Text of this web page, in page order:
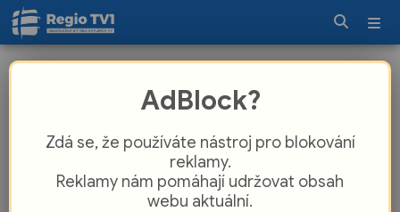
Komorní novinka mapuje poslední
AdBlock?
Zdá se, že používáte nástroj pro blokování
reklamy.
Reklamy nám pomáhají udržovat obsah
webu aktuální.